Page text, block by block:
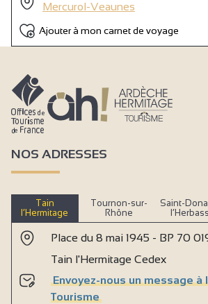
Mercurol-Veaunes
Ajouter à mon carnet de voyage
NOS ADRESSES
Tain
l’Hermitage
Tournon-sur-
Rhône
Saint-
Place du 8 mai 1945 - BP 70
Tain l'Hermitage Cedex
Envoyez-nous un message à
Tourisme